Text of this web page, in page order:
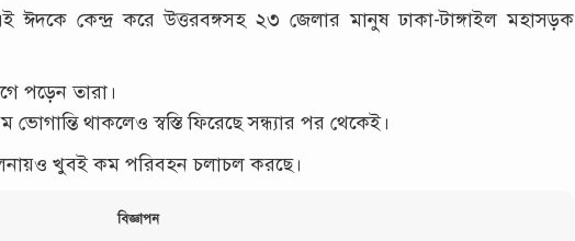
কেন্দ্র ক‌রে উত্তরবঙ্গসহ ২৩ জেলার মানুষ ঢাকা-টাঙ্গাইল মহাসড়ক
প‌ড়েন তারা।
থাক‌লেও স্ব‌স্তি ফি‌রে‌ছে সন্ধ‌্যার পর থে‌কেই।
খুবই কম প‌রিবহন চলাচল কর‌ছে।
বিজ্ঞাপন